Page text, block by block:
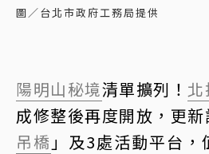
圖／台北市政府工務局提供
陽明山秘境清單擴列！ 北
成修整後再度開放，更
吊橋 」及3處活動平台